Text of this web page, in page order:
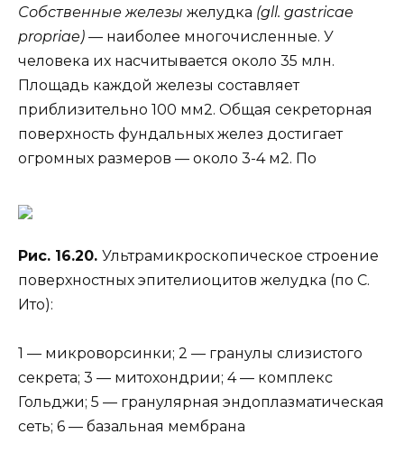
Собственные железы желудка (gll. gastricae
propriae) — наиболее многочисленные. У
человека их насчитывается около 35 млн.
Площадь каждой железы составляет
приблизительно 100 мм2. Общая секреторная
поверхность фундальных желез достигает
огромных размеров — около 3-4 м2. По
Рис. 16.20. Ультрамикроскопическое строение
поверхностных эпителиоцитов желудка (по С.
Ито):
1 — микроворсинки; 2 — гранулы слизистого
секрета; 3 — митохондрии; 4 — комплекс
Гольджи; 5 — гранулярная эндоплазматическая
сеть; 6 — базальная мембрана